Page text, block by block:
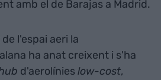
amb el de Barajas a Madrid.
l'espai aeri la
ha anat creixent i s'ha
d'aerolínieslow-cost,